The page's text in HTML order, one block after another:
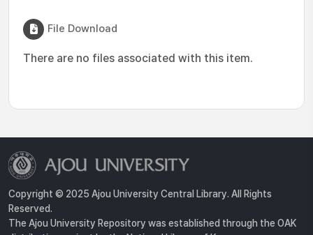
File Download
There are no files associated with this item.
Copyright © 2025 Ajou University Central Library. All Rights
Reserved.
The Ajou University Repository was established through the OAK